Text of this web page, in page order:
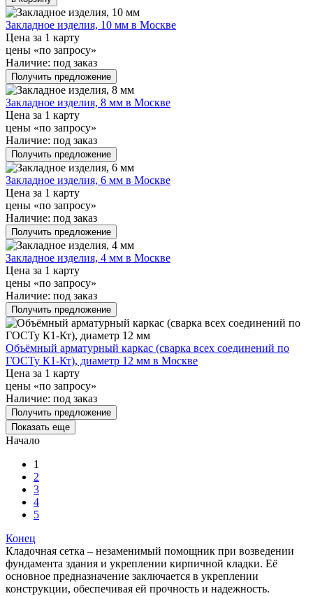
Закладное изделия, 10 мм в Москве
Цена за 1 карту
цены «по запросу»
Наличие: под заказ
Получить предложение
Закладное изделия, 8 мм в Москве
Цена за 1 карту
цены «по запросу»
Наличие: под заказ
Получить предложение
Закладное изделия, 6 мм в Москве
Цена за 1 карту
цены «по запросу»
Наличие: под заказ
Получить предложение
Закладное изделия, 4 мм в Москве
Цена за 1 карту
цены «по запросу»
Наличие: под заказ
Получить предложение
Объёмный арматурный каркас (сварка всех соединений по
ГОСТу К1-Кт), диаметр 12 мм в Москве
Цена за 1 карту
цены «по запросу»
Наличие: под заказ
Получить предложение
Показать еще
Начало
1
2
3
4
5
Конец
Кладочная сетка – незаменимый помощник при возведении
фундамента здания и укреплении кирпичной кладки. Её
основное предназначение заключается в укреплении
конструкции, обеспечивая ей прочность и надежность.